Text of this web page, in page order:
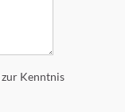
zur Kenntnis